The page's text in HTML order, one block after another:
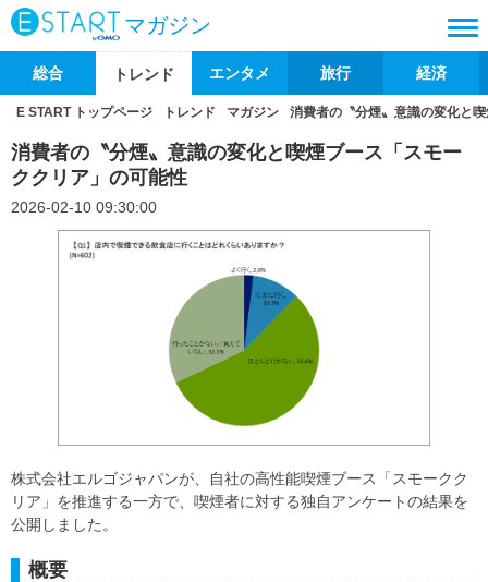
マガジン
総合 トレンド エンタメ 旅行 経済
E START トップページ トレンド マガジン 消費者の〝分煙〟意識の変化と
消費者の〝分煙〟意識の変化と喫煙ブース「スモー
ククリア」の可能性
2026-02-10 09:30:00
株式会社エルゴジャパンが、自社の高性能喫煙ブース「スモークク
リア」を推進する一方で、喫煙者に対する独自アンケートの結果を
公開しました。
概要